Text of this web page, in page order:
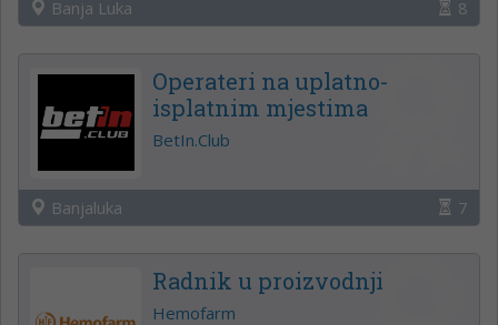
Banja Luka 8
Operateri na uplatno-
isplatnim mjestima
BetIn.Club
Banjaluka 7
Radnik u proizvodnji
Hemofarm